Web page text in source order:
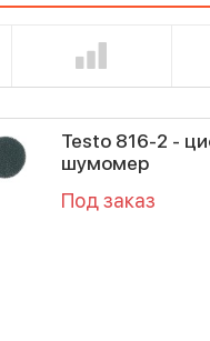
Testo 816-2 -
шумомер
Под заказ